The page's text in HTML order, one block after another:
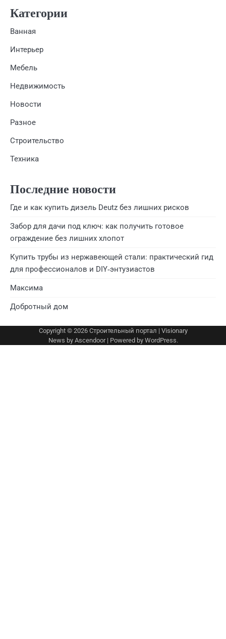
Категории
Ванная
Интерьер
Мебель
Недвижимость
Новости
Разное
Строительство
Техника
Последние новости
Где и как купить дизель Deutz без лишних рисков
Забор для дачи под ключ: как получить готовое
ограждение без лишних хлопот
Купить трубы из нержавеющей стали: практический гид
для профессионалов и DIY‑энтузиастов
Максима
Добротный дом
Copyright © 2026 Строительный портал | Visionary
News by Ascendoor| Powered by WordPress.